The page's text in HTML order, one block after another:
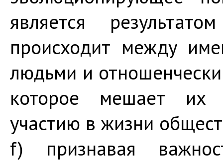
является
происходит между
людьми и
которое мешает их
участию в жизни
f) признавая